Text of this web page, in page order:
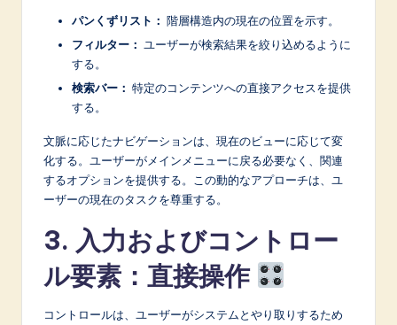
パンくずリスト： 階層構造内の現在の位置を示す。
フィルター： ユーザーが検索結果を絞り込めるように
する。
検索バー： 特定のコンテンツへの直接アクセスを提供
する。
文脈に応じたナビゲーションは、現在のビューに応じて変
化する。ユーザーがメインメニューに戻る必要なく、関連
するオプションを提供する。この動的なアプローチは、ユ
ーザーの現在のタスクを尊重する。
3. 入力およびコントロー
ル要素：直接操作
コントロールは、ユーザーがシステムとやり取りするため